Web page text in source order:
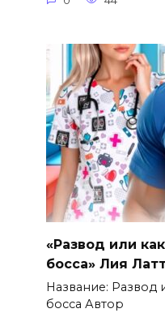
«Развод или
босса» Лия
Название: Развод
босса Автор